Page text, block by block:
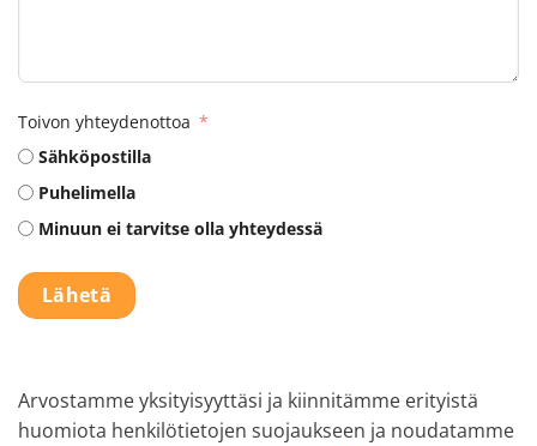
Toivon yhteydenottoa
Sähköpostilla
Puhelimella
Minuun ei tarvitse olla yhteydessä
Lähetä
Arvostamme yksityisyyttäsi ja kiinnitämme erityistä
huomiota henkilötietojen suojaukseen ja noudatamme